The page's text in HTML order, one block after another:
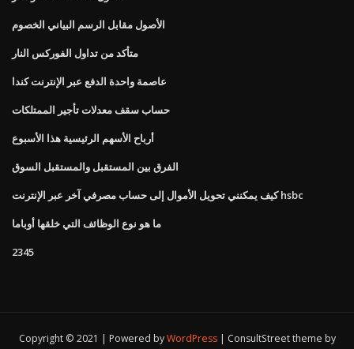
الأصول مقابل الرسم البياني الخصوم
متأكد من تداول الفوركس النار
عاصمة واحدة الدفع عبر الإنترنت كندا
حساب سقف معدلات تأجير الممتلكات
أرباح الأسهم الرئيسية هذا الأسبوع
الفرق بين المستقبل والمستقبل السوق
كيف يمكنني تحويل الأموال إلى حساب مصرفي آخر عبر الإنترنت hsbc
ما هو نوع الوظائف التي خلقها أوباما
2345
Copyright © 2021 | Powered byWordPress
ConsultStreet theme by